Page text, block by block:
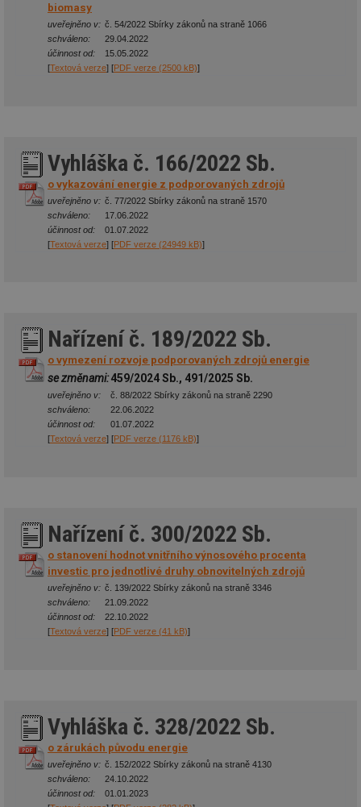
biomasy
uveřejněno v: č. 54/2022 Sbírky zákonů na straně 1066
schváleno:
29.04.2022
účinnost od:
15.05.2022
[Textová verze] [PDF verze (2500 kB)]
Vyhláška č. 166/2022 Sb.
o vykazování energie z podporovaných zdrojů
uveřejněno v: č. 77/2022 Sbírky zákonů na straně 1570
schváleno:
17.06.2022
účinnost od:
01.07.2022
[Textová verze] [PDF verze (24949 kB)]
Nařízení č. 189/2022 Sb.
o vymezení rozvoje podporovaných zdrojů energie
se změnami:459/2024 Sb., 491/2025 Sb.
uveřejněno v:
č. 88/2022 Sbírky zákonů na straně 2290
schváleno:
22.06.2022
účinnost od:
01.07.2022
[Textová verze] [PDF verze (1176 kB)]
Nařízení č. 300/2022 Sb.
o stanovení hodnot vnitřního výnosového procenta
investic pro jednotlivé druhy obnovitelných zdrojů
uveřejněno v: č. 139/2022 Sbírky zákonů na straně 3346
schváleno:
21.09.2022
účinnost od:
22.10.2022
[Textová verze] [PDF verze (41 kB)]
Vyhláška č. 328/2022 Sb.
o zárukách původu energie
uveřejněno v: č. 152/2022 Sbírky zákonů na straně 4130
schváleno:
24.10.2022
účinnost od:
01.01.2023